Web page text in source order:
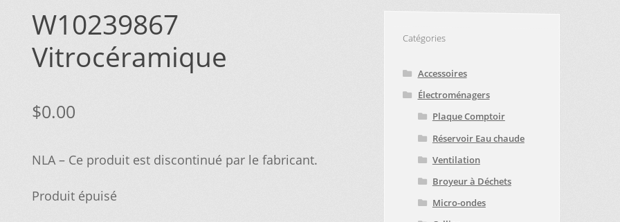
W10239867
Vitrocéramique
$0.00
NLA – Ce produit est discontinué par le fabricant.
Produit épuisé
Catégories
Accessoires
Électroménagers
Plaque Comptoir
Réservoir Eau chaude
Ventilation
Broyeur à Déchets
Micro-ondes